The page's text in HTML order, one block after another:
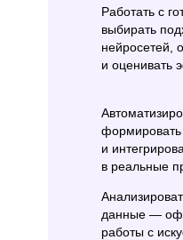
Работать с
выбирать
нейросетей,
и оценивать
и
в реальные
данные —
работы с